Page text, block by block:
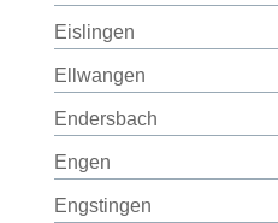
Eislingen
Ellwangen
Endersbach
Engen
Engstingen